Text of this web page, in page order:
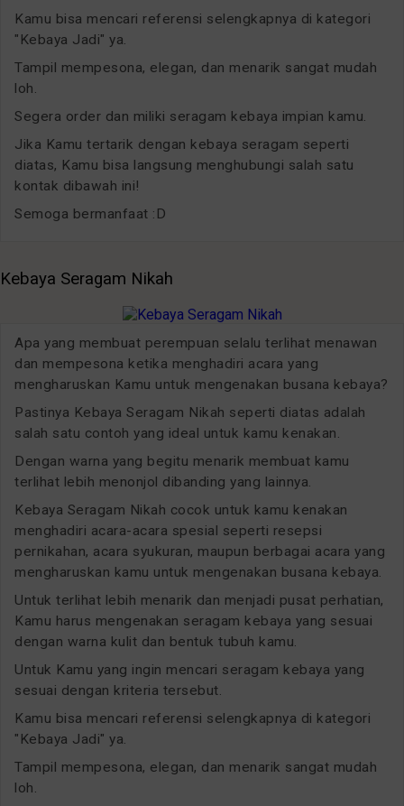
Kamu bisa mencari referensi selengkapnya di kategori
"Kebaya Jadi" ya.
Tampil mempesona, elegan, dan menarik sangat mudah
loh.
Segera order dan miliki seragam kebaya impian kamu.
Jika Kamu tertarik dengan kebaya seragam seperti
diatas, Kamu bisa langsung menghubungi salah satu
kontak dibawah ini!
Semoga bermanfaat :D
Kebaya Seragam Nikah
Apa yang membuat perempuan selalu terlihat menawan
dan mempesona ketika menghadiri acara yang
mengharuskan Kamu untuk mengenakan busana kebaya?
Pastinya Kebaya Seragam Nikah seperti diatas adalah
salah satu contoh yang ideal untuk kamu kenakan.
Dengan warna yang begitu menarik membuat kamu
terlihat lebih menonjol dibanding yang lainnya.
Kebaya Seragam Nikah cocok untuk kamu kenakan
menghadiri acara-acara spesial seperti resepsi
pernikahan, acara syukuran, maupun berbagai acara yang
mengharuskan kamu untuk mengenakan busana kebaya.
Untuk terlihat lebih menarik dan menjadi pusat perhatian,
Kamu harus mengenakan seragam kebaya yang sesuai
dengan warna kulit dan bentuk tubuh kamu.
Untuk Kamu yang ingin mencari seragam kebaya yang
sesuai dengan kriteria tersebut.
Kamu bisa mencari referensi selengkapnya di kategori
"Kebaya Jadi" ya.
Tampil mempesona, elegan, dan menarik sangat mudah
loh.